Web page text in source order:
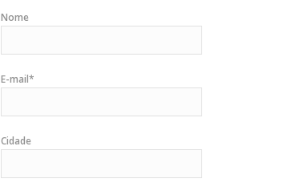
Nome
E-mail*
Cidade